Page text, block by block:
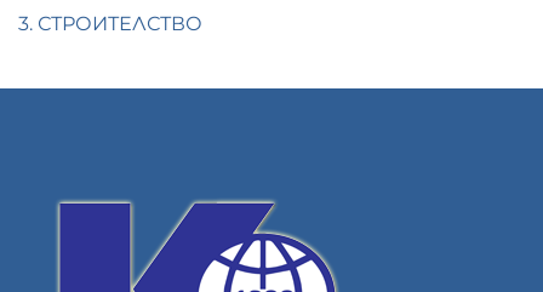
3. СТРОИТЕЛСТВО